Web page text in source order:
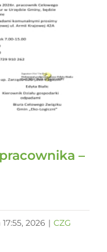
–
2026 | CZG